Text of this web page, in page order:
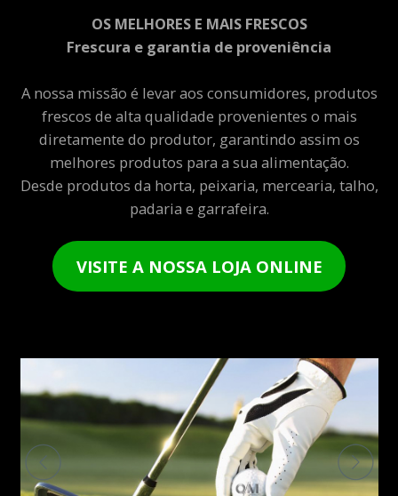
OS MELHORES E MAIS FRESCOS
Frescura e garantia de proveniência
A nossa missão é levar aos consumidores, produtos
frescos de alta qualidade provenientes o mais
diretamente do produtor, garantindo assim os
melhores produtos para a sua alimentação.
Desde produtos da horta, peixaria, mercearia, talho,
padaria e garrafeira.
VISITE A NOSSA LOJA ONLINE